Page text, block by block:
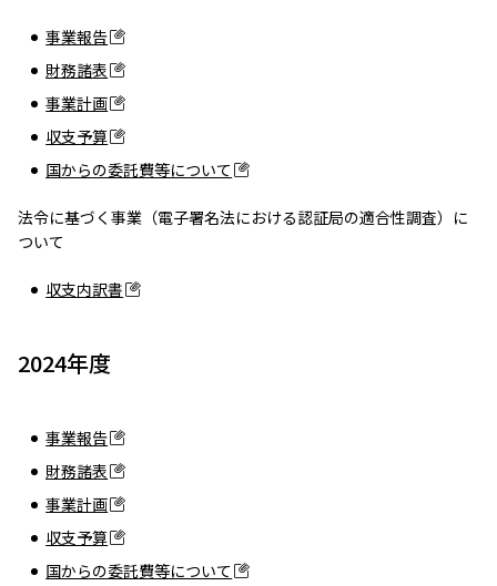
事業報告
財務諸表
事業計画
収支予算
国からの委託費等について
法令に基づく事業（電子署名法における認証局の適合性調査）に
ついて
収支内訳書
2024年度
事業報告
財務諸表
事業計画
収支予算
国からの委託費等について